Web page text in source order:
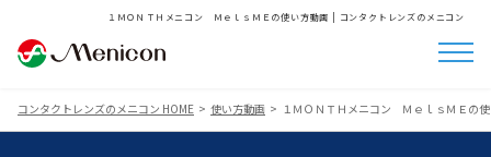
１ＭＯＮＴＨメニコン ＭｅｌｓＭＥの使い方動画 | コンタクトレンズのメニコン
コンタクトレンズのメニコン HOME 使い方動画 １ＭＯＮＴＨメニコン ＭｅｌｓＭＥの